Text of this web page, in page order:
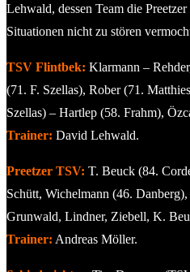
Lehwald, dessen Team die
Situationen nicht zu stören
TSV Flintbek: Klarmann –
(71. F. Szellas), Rober (71.
Szellas) – Hartlep (58. Frahm),
Trainer: David Lehwald.
Preetzer TSV: T. Beuck (84.
Schütt, Wichelmann (46.
Grunwald, Lindner, Ziebell, K.
Trainer: Andreas Möller.